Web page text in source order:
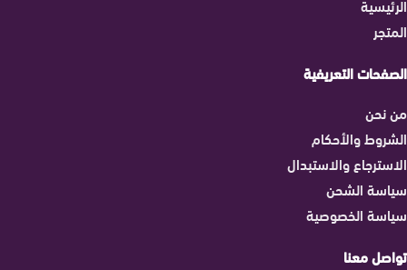
المتجر
الصفحات التعريفية
من نحن
الشروط والأحكام
الاسترجاع والاستبدال
سياسة الشحن
سياسة الخصوصية
تواصل معنا